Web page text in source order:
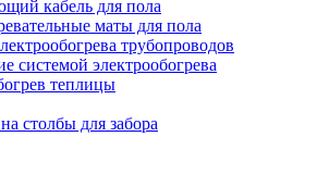
кабель для пола
маты для пола
трубопроводов
системой электрообогрева
теплицы
столбы для забора